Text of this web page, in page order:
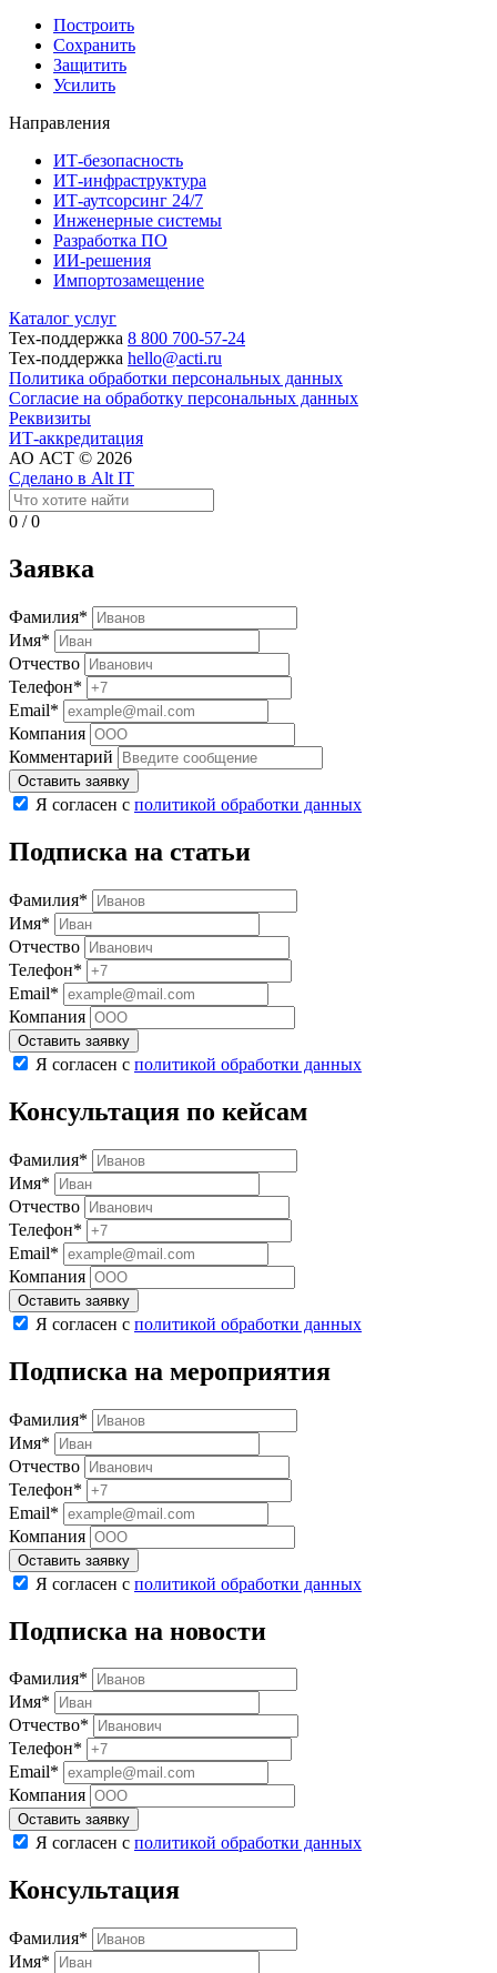
Построить
Сохранить
Защитить
Усилить
Направления
ИТ-безопасность
ИТ-инфраструктура
ИТ-аутсорсинг 24/7
Инженерные системы
Разработка ПО
ИИ-решения
Импортозамещение
Каталог услуг
Тех-поддержка 8 800 700-57-24
Тех-поддержка hello@acti.ru
Политика обработки персональных данных
Согласие на обработку персональных данных
Реквизиты
ИТ-аккредитация
АО АСТ © 2026
Сделано в Alt IT
0 /0
Заявка
Фамилия*
Имя*
Отчество
Телефон*
Email*
Компания
Комментарий
Оставить заявку
Я согласен с политикой обработки данных
Подписка на статьи
Фамилия*
Имя*
Отчество
Телефон*
Email*
Компания
Оставить заявку
Я согласен с политикой обработки данных
Консультация по кейсам
Фамилия*
Имя*
Отчество
Телефон*
Email*
Компания
Оставить заявку
Я согласен с политикой обработки данных
Подписка на мероприятия
Фамилия*
Имя*
Отчество
Телефон*
Email*
Компания
Оставить заявку
Я согласен с политикой обработки данных
Подписка на новости
Фамилия*
Имя*
Отчество*
Телефон*
Email*
Компания
Оставить заявку
Я согласен с политикой обработки данных
Консультация
Фамилия*
Имя*